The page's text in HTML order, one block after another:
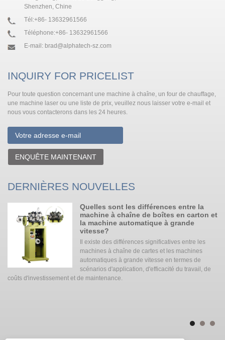
Shenzhen, Chine
Tél:+86- 13632961566
Téléphone:+86- 13632961566
E-mail: brad@alphatech-sz.com
INQUIRY FOR PRICELIST
Pour toute question concernant une machine à chaîne, un four de chauffage,
une machine laser ou une liste de prix, veuillez nous laisser votre e-mail et
nous vous contacterons dans les 24 heures.
ENQUÊTE MAINTENANT
DERNIÈRES NOUVELLES
Quelles sont les différences entre la
machine à chaîne de boîtes en carton et
la machine automatique à grande
vitesse?
Il existe des différences significatives entre les
machines à chaîne de cartes et les machines
automatiques à grande vitesse en termes de
scénarios d'application, d'efficacité du travail, de
coûts d'investissement et de maintenance. ‌‌